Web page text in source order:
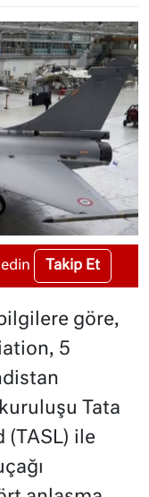
Takip Et
göre,
5
Tata
(TASL) ile